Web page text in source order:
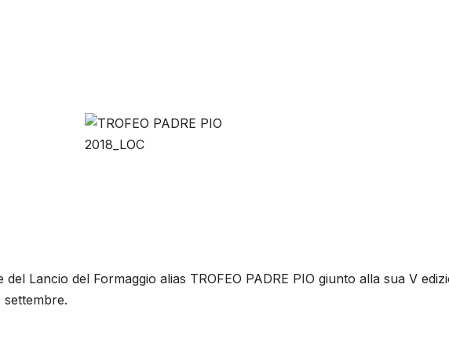
Lancio del Formaggio alias TROFEO PADRE PIO giunto alla sua V